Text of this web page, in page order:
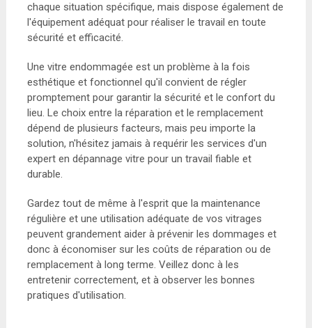
chaque situation spécifique, mais dispose également de
l'équipement adéquat pour réaliser le travail en toute
sécurité et efficacité.
Une vitre endommagée est un problème à la fois
esthétique et fonctionnel qu'il convient de régler
promptement pour garantir la sécurité et le confort du
lieu. Le choix entre la réparation et le remplacement
dépend de plusieurs facteurs, mais peu importe la
solution, n'hésitez jamais à requérir les services d'un
expert en dépannage vitre pour un travail fiable et
durable.
Gardez tout de même à l'esprit que la maintenance
régulière et une utilisation adéquate de vos vitrages
peuvent grandement aider à prévenir les dommages et
donc à économiser sur les coûts de réparation ou de
remplacement à long terme. Veillez donc à les
entretenir correctement, et à observer les bonnes
pratiques d'utilisation.